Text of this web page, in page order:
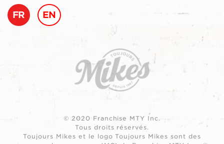
FR EN
© 2020 Franchise MTY Inc.
Tous droits réservés.
Toujours Mikes et le logo Toujours Mikes sont des